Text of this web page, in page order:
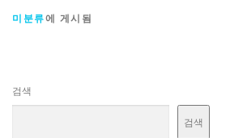
미분류에 게시됨
검색
검색